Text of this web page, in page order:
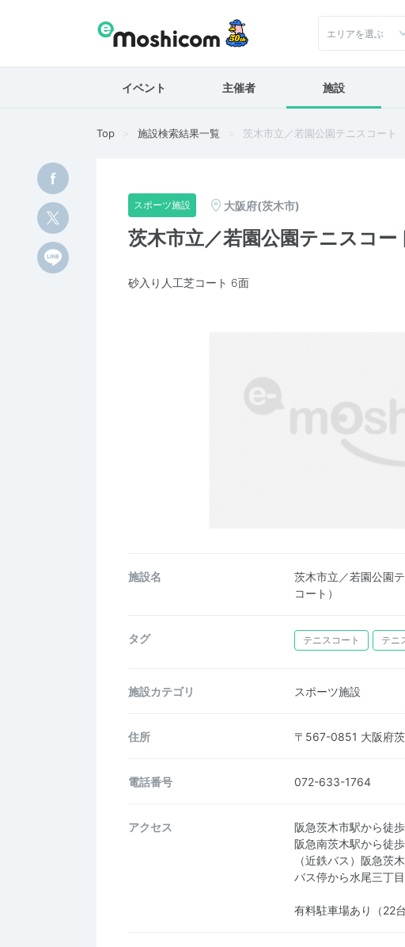
エリアを選ぶ
イベント 主催者 施設
Top 施設検索結果一覧 茨木市立／若園公園テニスコート
スポーツ施設 大阪府(茨木市)
茨木市立／若園公園テニスコー
砂入り人工芝コート 6面
施設名
茨木市立／若園公園
コート）
タグ テニスコート テニ
施設カテゴリ スポーツ施設
住所 〒567-0851 大阪府
電話番号 072-633-1764
アクセス
阪急茨木市駅から徒
阪急南茨木駅から徒
（近鉄バス）阪急茨
バス停から水尾三丁
有料駐車場あり（22